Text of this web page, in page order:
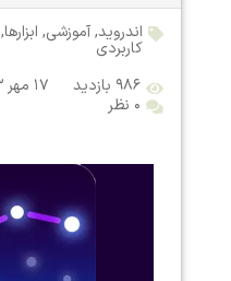
اندروید,آموزشی, ابزارها,
کاربردی
۹۸۶ بازدید
۱۷ مهر ۱۴۰۳
۰ نظر